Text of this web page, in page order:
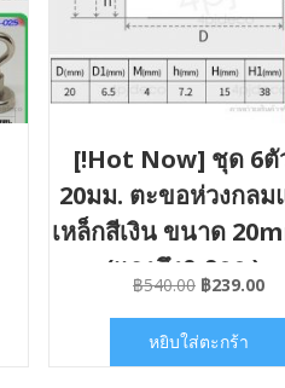
[!Hot Now] ชุด 6ตั
20มม. ตะขอห่วงกลม
เหล็กสีเงิน ขนาด
(แรงดึง0-9กก.)
#ETC004020x06
฿540.00 Original
was:
฿239.00
หยิบใส่ตะกร้า